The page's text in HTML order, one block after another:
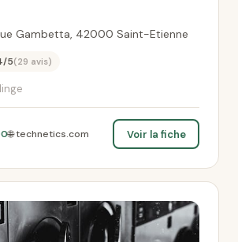
Gambetta, 42000 Saint-Etienne
5(29 avis)
🌐 technetics.com Voir la fiche